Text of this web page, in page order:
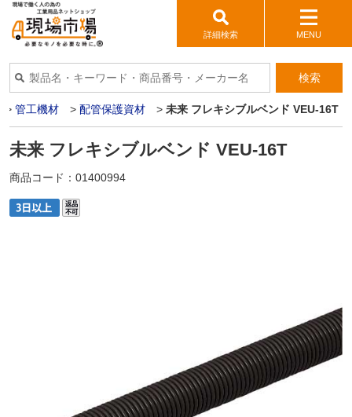
詳細検索 MENU
検索
> 管工機材 > 配管保護資材 > 未来 フレキシブルベンド VEU-16T
未来 フレキシブルベンド VEU-16T
商品コード： 01400994